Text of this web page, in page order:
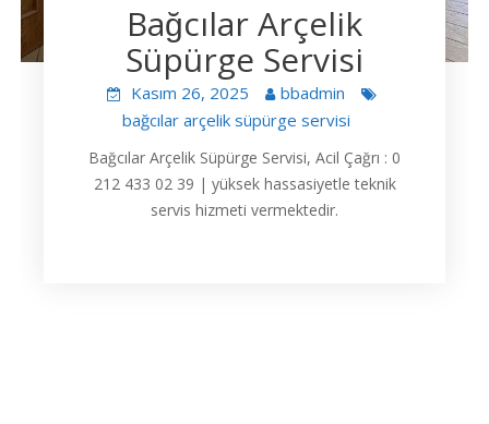
Bağcılar Arçelik
Süpürge Servisi
Kasım 26, 2025
bbadmin
bağcılar arçelik süpürge servisi
Bağcılar Arçelik Süpürge Servisi, Acil Çağrı : 0
212 433 02 39 | yüksek hassasiyetle teknik
servis hizmeti vermektedir.